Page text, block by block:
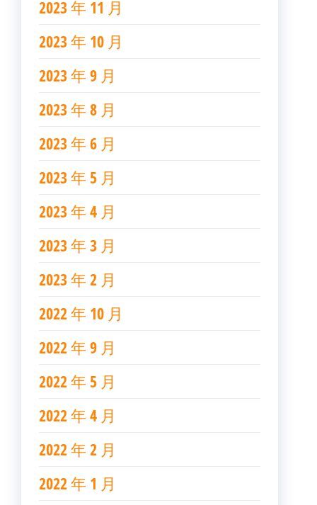
2023 年 11 月
2023 年 10 月
2023 年 9 月
2023 年 8 月
2023 年 6 月
2023 年 5 月
2023 年 4 月
2023 年 3 月
2023 年 2 月
2022 年 10 月
2022 年 9 月
2022 年 5 月
2022 年 4 月
2022 年 2 月
2022 年 1 月